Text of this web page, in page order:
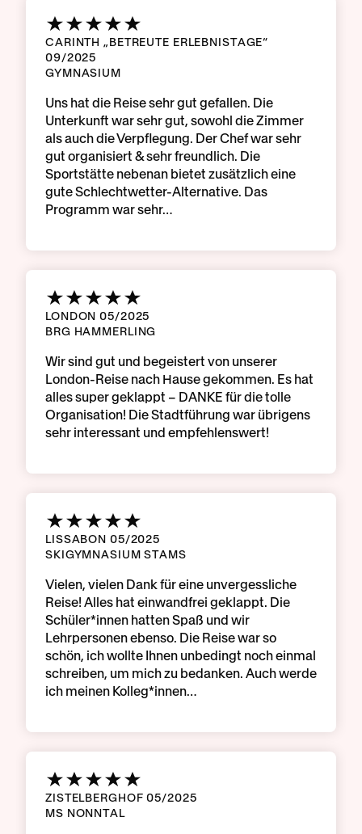
CARINTH „BETREUTE ERLEBNISTAGE“
09/2025
GYMNASIUM
Uns hat die Reise sehr gut gefallen. Die
Unterkunft war sehr gut, sowohl die Zimmer
als auch die Verpflegung. Der Chef war sehr
gut organisiert & sehr freundlich. Die
Sportstätte nebenan bietet zusätzlich eine
gute Schlechtwetter-Alternative. Das
Programm war sehr…
LONDON 05/2025
BRG HAMMERLING
Wir sind gut und begeistert von unserer
London-Reise nach Hause gekommen. Es hat
alles super geklappt – DANKE für die tolle
Organisation! Die Stadtführung war übrigens
sehr interessant und empfehlenswert!
LISSABON 05/2025
SKIGYMNASIUM STAMS
Vielen, vielen Dank für eine unvergessliche
Reise! Alles hat einwandfrei geklappt. Die
Schüler*innen hatten Spaß und wir
Lehrpersonen ebenso. Die Reise war so
schön, ich wollte Ihnen unbedingt noch einmal
schreiben, um mich zu bedanken. Auch werde
ich meinen Kolleg*innen…
ZISTELBERGHOF 05/2025
MS NONNTAL